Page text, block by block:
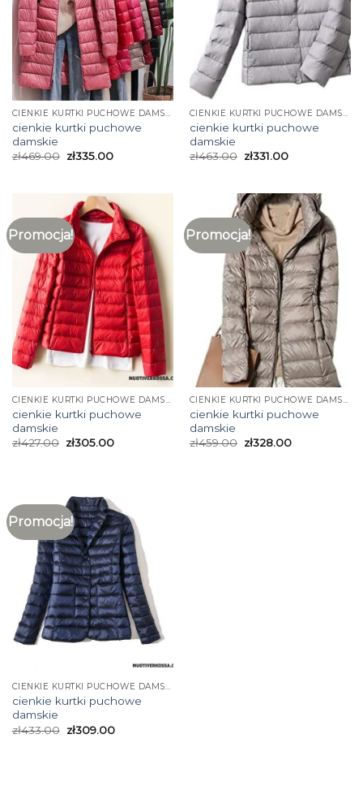
CIENKIE KURTKI PUCHOWE DAMSKIE
cienkie kurtki puchowe
damskie
zł469.00 zł335.00
CIENKIE KURTKI PUCHOWE DAMSKIE
cienkie kurtki puchowe
damskie
zł463.00 zł331.00
Promocja!
CIENKIE KURTKI PUCHOWE DAMSKIE
cienkie kurtki puchowe
damskie
zł427.00 zł305.00
Promocja!
CIENKIE KURTKI PUCHOWE DAMSKIE
cienkie kurtki puchowe
damskie
zł459.00 zł328.00
Promocja!
CIENKIE KURTKI PUCHOWE DAMSKIE
cienkie kurtki puchowe
damskie
zł433.00 zł309.00